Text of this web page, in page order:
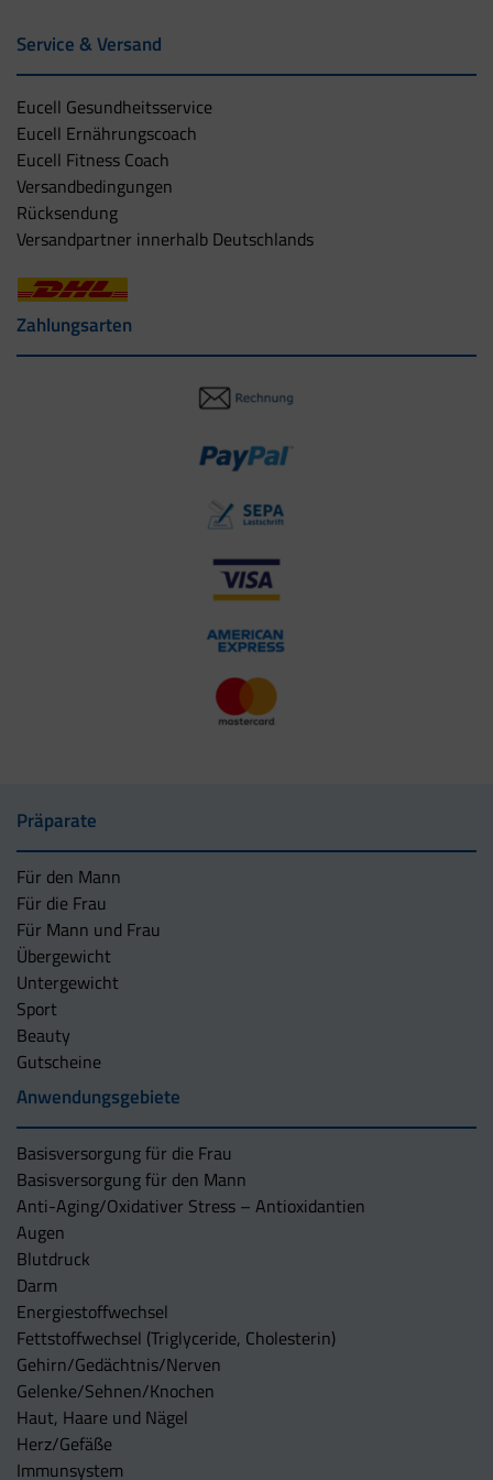
Service & Versand
Eucell Gesundheitsservice
Eucell Ernährungscoach
Eucell Fitness Coach
Versandbedingungen
Rücksendung
Versandpartner innerhalb Deutschlands
Zahlungsarten
Präparate
Für den Mann
Für die Frau
Für Mann und Frau
Übergewicht
Untergewicht
Sport
Beauty
Gutscheine
Anwendungsgebiete
Basisversorgung für die Frau
Basisversorgung für den Mann
Anti-Aging/Oxidativer Stress – Antioxidantien
Augen
Blutdruck
Darm
Energiestoffwechsel
Fettstoffwechsel (Triglyceride, Cholesterin)
Gehirn/Gedächtnis/Nerven
Gelenke/Sehnen/Knochen
Haut, Haare und Nägel
Herz/Gefäße
Immunsystem